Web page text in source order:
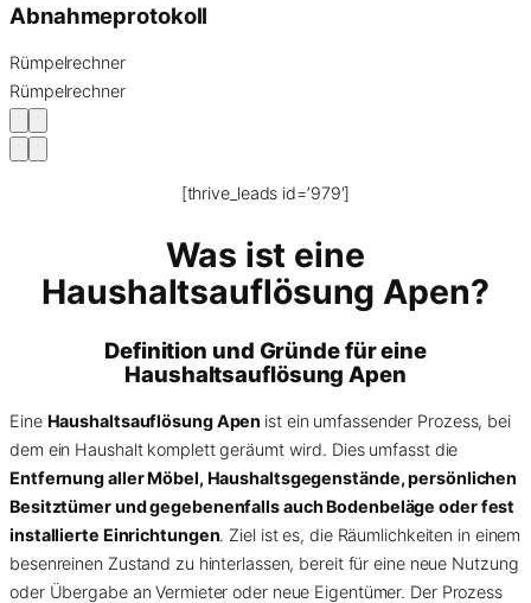
Abnahmeprotokoll
Rümpelrechner
Rümpelrechner
[thrive_leads id=’979′]
Was ist eine
Haushaltsauflösung Apen?
Definition und Gründe für eine
Haushaltsauflösung Apen
Eine Haushaltsauflösung Apen ist ein umfassender Prozess, bei
dem ein Haushalt komplett geräumt wird. Dies umfasst die
Entfernung aller Möbel, Haushaltsgegenstände, persönlichen
Besitztümer und gegebenenfalls auch Bodenbeläge oder fest
installierte Einrichtungen. Ziel ist es, die Räumlichkeiten in einem
besenreinen Zustand zu hinterlassen, bereit für eine neue Nutzung
oder Übergabe an Vermieter oder neue Eigentümer. Der Prozess